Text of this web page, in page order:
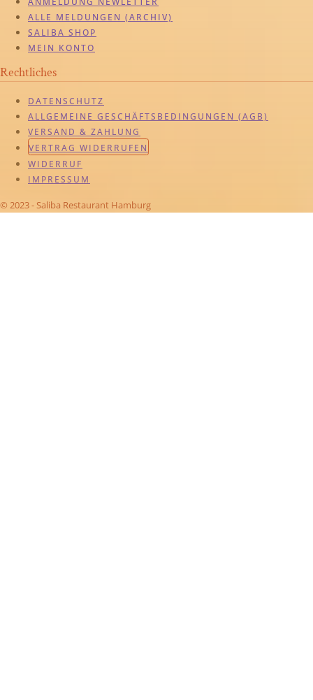
ALLE MELDUNGEN (ARCHIV)
SALIBA SHOP
MEIN KONTO
Rechtliches
DATENSCHUTZ
ALLGEMEINE GESCHÄFTSBEDINGUNGEN (AGB)
VERSAND & ZAHLUNG
VERTRAG WIDERRUFEN
WIDERRUF
IMPRESSUM
© 2023 - Saliba Restaurant Hamburg